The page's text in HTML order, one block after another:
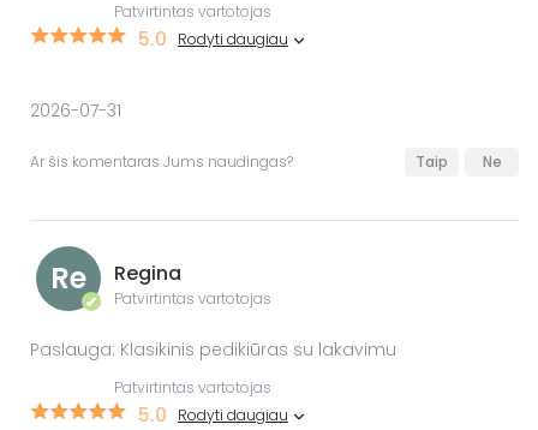
Patvirtintas vartotojas
5.0 Rodyti daugiau
2026-07-31
Ar šis komentaras Jums naudingas? Taip Ne
Re
✔
Regina
Patvirtintas vartotojas
Paslauga: Klasikinis pedikiūras su lakavimu
Patvirtintas vartotojas
5.0 Rodyti daugiau